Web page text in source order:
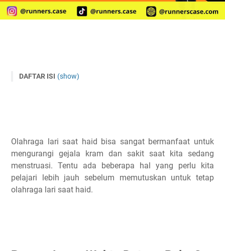
DAFTAR ISI (show)
Mengurangi gejala PMS
Mengaktifkan endorfin dalam tubuh
Peningkatan kekuatan dan daya tahan
Meningkatkan sirkulasi darah
Olahraga lari saat haid bisa sangat bermanfaat untuk
mengurangi gejala kram dan sakit saat kita sedang
menstruasi. Tentu ada beberapa hal yang perlu kita
pelajari lebih jauh sebelum memutuskan untuk tetap
olahraga lari saat haid.